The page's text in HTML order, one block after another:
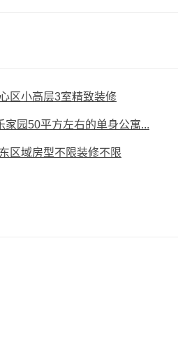
区小高层3室精致装修
家园50平方左右的单身公寓...
区域房型不限装修不限